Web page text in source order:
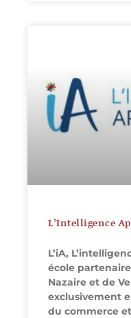
L’Intelligence
L’iA,
école
Nazaire et de
exclusivement
du commerce